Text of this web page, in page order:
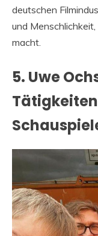
deutschen
und
macht.
5. Uwe